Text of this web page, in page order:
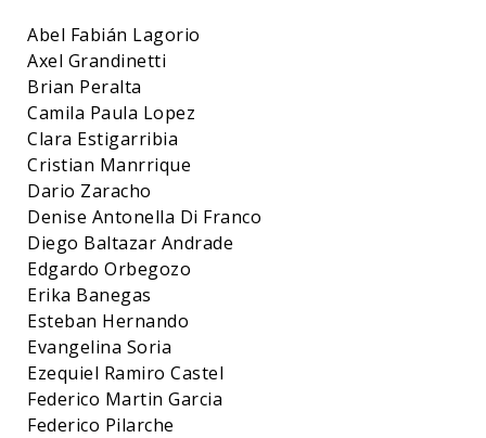
Abel Fabián Lagorio
Axel Grandinetti
Brian Peralta
Camila Paula Lopez
Clara Estigarribia
Cristian Manrrique
Dario Zaracho
Denise Antonella Di Franco
Diego Baltazar Andrade
Edgardo Orbegozo
Erika Banegas
Esteban Hernando
Evangelina Soria
Ezequiel Ramiro Castel
Federico Martin Garcia
Federico Pilarche